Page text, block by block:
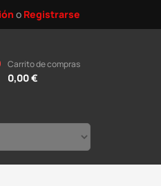
o Registrarse
Carrito de compras
0,00 €